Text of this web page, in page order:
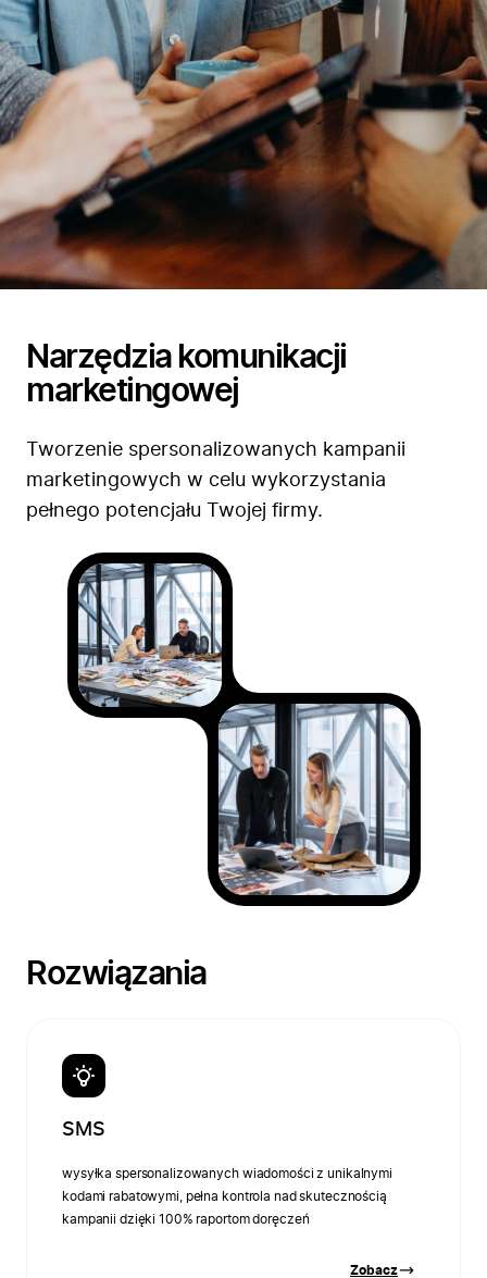
Narzędzia komunikacji
marketingowej
Tworzenie spersonalizowanych kampanii
marketingowych w celu wykorzystania
pełnego potencjału Twojej firmy.
Rozwiązania
SMS
wysyłka spersonalizowanych wiadomości z unikalnymi
kodami rabatowymi, pełna kontrola nad skutecznością
kampanii dzięki 100% raportom doręczeń
Zobacz